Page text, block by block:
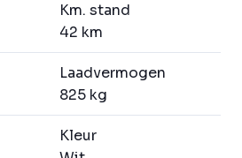
Km. stand
42 km
Laadvermogen
825 kg
Kleur